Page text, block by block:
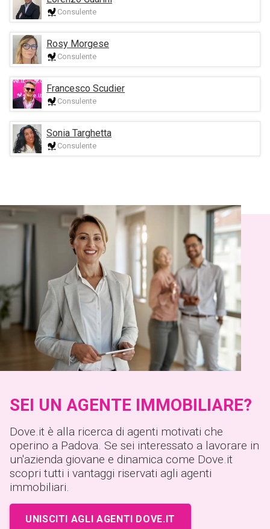
Consulente
Rosy Morgese
Consulente
Francesco Scudier
Consulente
Sonia Targhetta
Consulente
SEI UN AGENTE IMMOBILIARE?
Dove.it è alla ricerca di agenti motivati che
operino a Padova. Se sei interessato a lavorare in
un'azienda giovane e dinamica come Dove.it
scopri tutti i vantaggi riservati agli agenti
immobiliari.
UNISCITI AGLI AGENTI DOVE.IT